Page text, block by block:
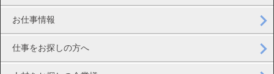
お仕事情報
仕事をお探しの方へ